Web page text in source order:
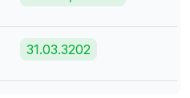
31.03.3202